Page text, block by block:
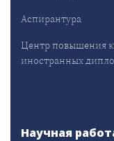
Аспирантура
Центр повышения
иностранных
Научная